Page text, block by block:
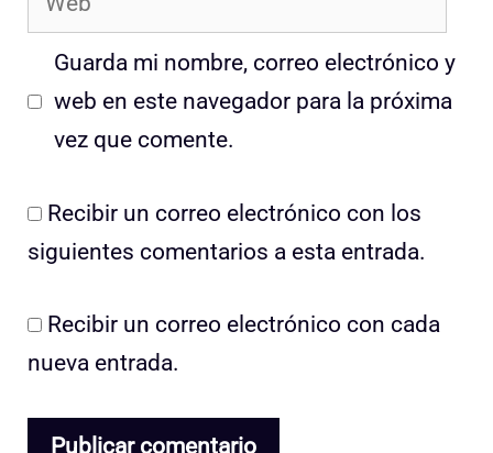
Guarda mi nombre, correo electrónico y
web en este navegador para la próxima
vez que comente.
Recibir un correo electrónico con los
siguientes comentarios a esta entrada.
Recibir un correo electrónico con cada
nueva entrada.